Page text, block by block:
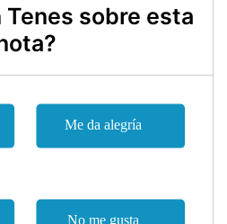
Tenes sobre esta